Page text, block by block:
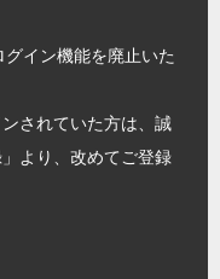
イン機能を廃止いた
されていた方は、誠
より、改めてご登録